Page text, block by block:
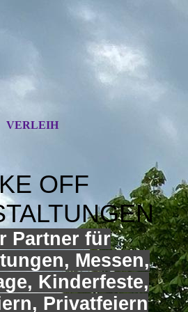
VERLEIH
OFF
Partner für
Messen,
Kinderfeste,
Privatfeiern